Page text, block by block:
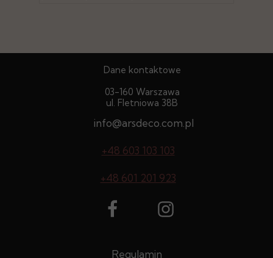
Dane kontaktowe
03-160 Warszawa
ul. Fletniowa 38B
+48 603 103 103
info@arsdeco.com.pl
+48 601 201 923
Regulamin